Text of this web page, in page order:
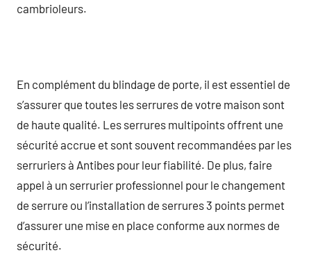
cambrioleurs.
En complément du blindage de porte, il est essentiel de
s’assurer que toutes les serrures de votre maison sont
de haute qualité. Les serrures multipoints offrent une
sécurité accrue et sont souvent recommandées par les
serruriers à Antibes pour leur fiabilité. De plus, faire
appel à un serrurier professionnel pour le changement
de serrure ou l’installation de serrures 3 points permet
d’assurer une mise en place conforme aux normes de
sécurité.